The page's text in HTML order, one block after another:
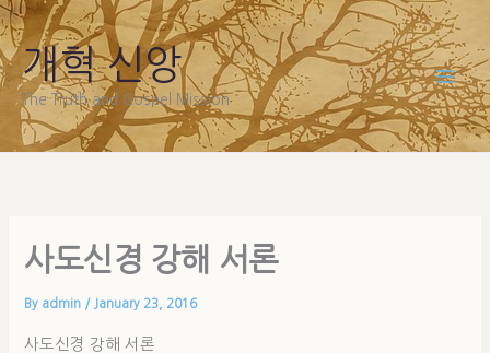
Skip
to
content
개혁 신앙
The Truth and Gospel Mission
사도신경 강해 서론
By admin / January 23, 2016
사도신경 강해 서론